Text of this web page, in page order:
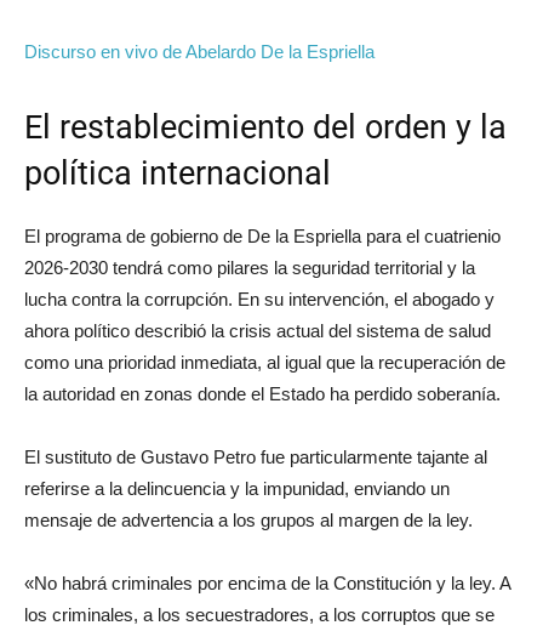
Discurso en vivo de Abelardo De la Espriella
El restablecimiento del orden y la
política internacional
El programa de gobierno de De la Espriella para el cuatrienio
2026-2030 tendrá como pilares la seguridad territorial y la
lucha contra la corrupción. En su intervención, el abogado y
ahora político describió la crisis actual del sistema de salud
como una prioridad inmediata, al igual que la recuperación de
la autoridad en zonas donde el Estado ha perdido soberanía.
El sustituto de Gustavo Petro fue particularmente tajante al
referirse a la delincuencia y la impunidad, enviando un
mensaje de advertencia a los grupos al margen de la ley.
«No habrá criminales por encima de la Constitución y la ley. A
los criminales, a los secuestradores, a los corruptos que se